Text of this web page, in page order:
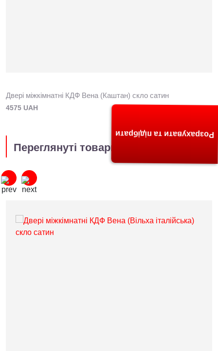
Двері міжкімнатні КДФ Вена (Каштан) скло сатин
4575 UAH
Переглянуті товари
Розрахувати та підібрати